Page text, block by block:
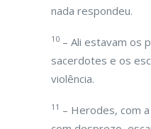
nada respondeu.
10 – Ali estavam os
sacerdotes e os
violência.
11 – Herodes, com